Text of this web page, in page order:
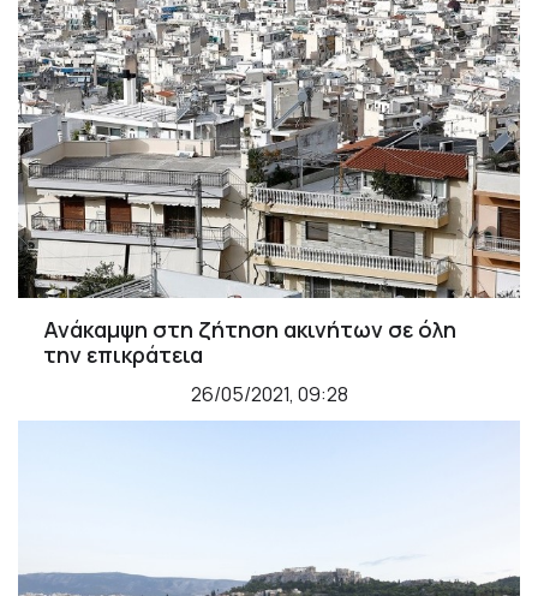
Ανάκαμψη στη ζήτηση ακινήτων σε όλη
την επικράτεια
26/05/2021, 09:28